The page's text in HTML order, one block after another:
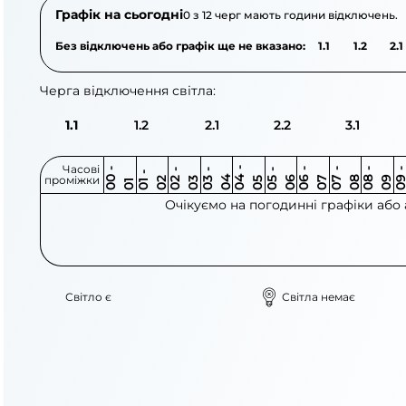
Графік на сьогодні0 з 12 черг мають години відключень.
Без відключень або графік ще не вказано: 1.1 1.2 2.1
Черга відключення світла:
1.1 1.2 2.1 2.2 3.1
Часові
проміжки 0
0
-
0 1 0
1
-
0 2 0 2
-
0 3 0 3
-
0 4 0 4
-
0 5 0 5
-
0 6 0 6
-
0 7 0 7
-
0 8 0 8
-
0 9 0
9
-
1
Очікуємо на погодинні графіки
Світло є Світла немає